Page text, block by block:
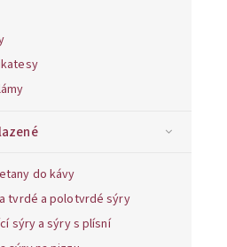
do kávy
tvrdé a polotvrdé sýry
sýry a sýry s plísní